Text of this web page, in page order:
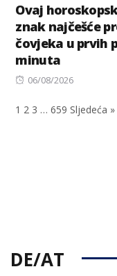
Ovaj
znak najčešće
čovjeka u prvih
minuta
Posted
06/08/2026
1 2 3 … 659 Sljedeća »
DE/AT